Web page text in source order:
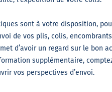
sont à votre disposition,
de vos plis, colis,
d’avoir un regard sur le bon
supplémentaire,
vos perspectives d’envoi.